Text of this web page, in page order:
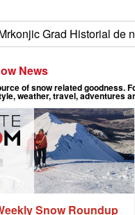
Grad Historial de